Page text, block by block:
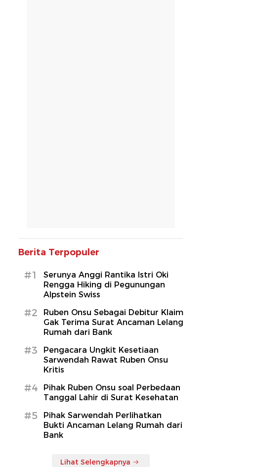
Berita Terpopuler
#1
Serunya Anggi Rantika Istri Oki
Rengga Hiking di Pegunungan
Alpstein Swiss
#2
Ruben Onsu Sebagai Debitur Klaim
Gak Terima Surat Ancaman Lelang
Rumah dari Bank
#3
Pengacara Ungkit Kesetiaan
Sarwendah Rawat Ruben Onsu
Kritis
#4
Pihak Ruben Onsu soal Perbedaan
Tanggal Lahir di Surat Kesehatan
#5
Pihak Sarwendah Perlihatkan
Bukti Ancaman Lelang Rumah dari
Bank
Lihat Selengkapnya